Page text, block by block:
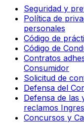
Seguridad y
Política de
personales
Código de
Código de
Contratos
Consumidor
Solicitud de
Defensa del
Defensa de las
reclamos
Concursos y